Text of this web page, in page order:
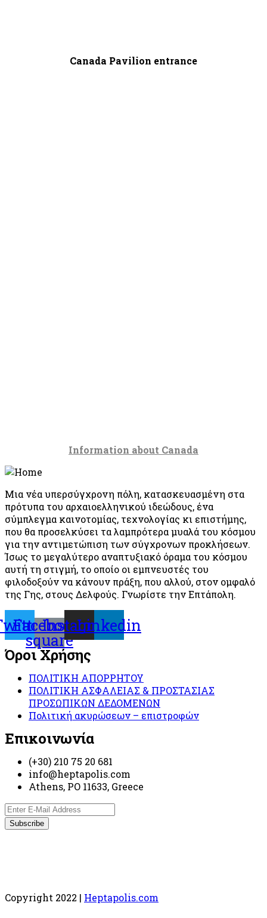
Canada Pavilion entrance
Information about Canada
Μια νέα υπερσύγχρονη πόλη, κατασκευασμένη στα
πρότυπα του αρχαιοελληνικού ιδεώδους, ένα
σύμπλεγμα καινοτομίας, τεχνολογίας κι επιστήμης,
που θα προσελκύσει τα λαμπρότερα μυαλά του κόσμου
για την αντιμετώπιση των σύγχρονων προκλήσεων.
Ίσως το μεγαλύτερο αναπτυξιακό όραμα του κόσμου
αυτή τη στιγμή, το οποίο οι εμπνευστές του
φιλοδοξούν να κάνουν πράξη, που αλλού, στον ομφαλό
της Γης, στους Δελφούς. Γνωρίστε την Επτάπολη.
Facebook-
square
Instagram
Linkedin
Όροι Χρήσης
ΠΟΛΙΤΙΚΗ ΑΠΟΡΡΗΤΟΥ
ΠΟΛΙΤΙΚΗ ΑΣΦΑΛΕΙΑΣ & ΠΡΟΣΤΑΣΙΑΣ
ΠΡΟΣΩΠΙΚΩΝ ΔΕΔΟΜΕΝΩΝ
Πολιτική ακυρώσεων – επιστροφών
Επικοινωνία
(+30) 210 75 20 681
info@heptapolis.com
Athens, PO 11633, Greece
Copyright 2022 | Heptapolis.com